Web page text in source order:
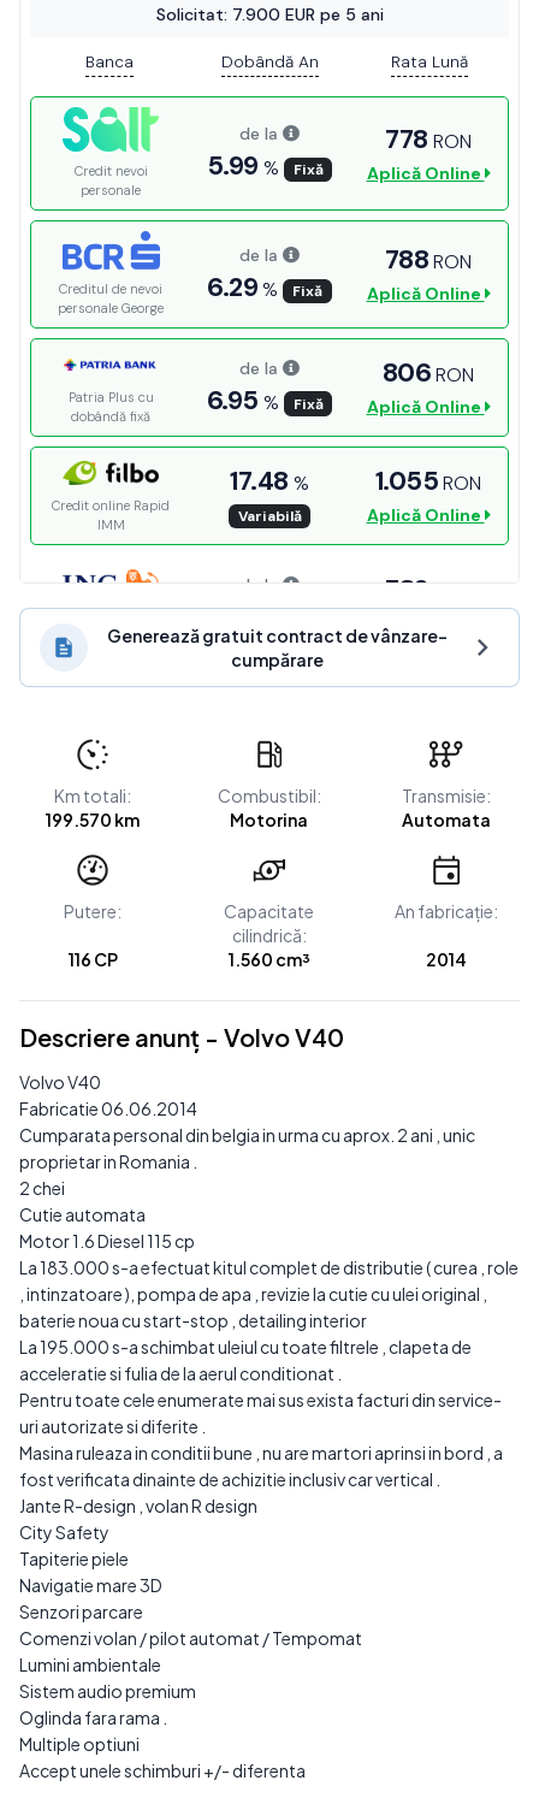
Generează gratuit contract de vânzare-
cumpărare
Km totali:
199.570 km
Combustibil:
Motorina
Transmisie:
Automata
Putere:
116 CP
Capacitate
cilindrică:
1.560 cm³
An fabricație:
2014
Descriere anunț - Volvo V40
Volvo V40
Fabricatie 06.06.2014
Cumparata personal din belgia in urma cu aprox. 2 ani , unic
proprietar in Romania .
2 chei
Cutie automata
Motor 1.6 Diesel 115 cp
La 183.000 s-a efectuat kitul complet de distributie ( curea , role
, intinzatoare ), pompa de apa , revizie la cutie cu ulei original ,
baterie noua cu start-stop , detailing interior
La 195.000 s-a schimbat uleiul cu toate filtrele , clapeta de
acceleratie si fulia de la aerul conditionat .
Pentru toate cele enumerate mai sus exista facturi din service-
uri autorizate si diferite .
Masina ruleaza in conditii bune , nu are martori aprinsi in bord , a
fost verificata dinainte de achizitie inclusiv car vertical .
Jante R-design , volan R design
City Safety
Tapiterie piele
Navigatie mare 3D
Senzori parcare
Comenzi volan / pilot automat / Tempomat
Lumini ambientale
Sistem audio premium
Oglinda fara rama .
Multiple optiuni
Accept unele schimburi +/- diferenta